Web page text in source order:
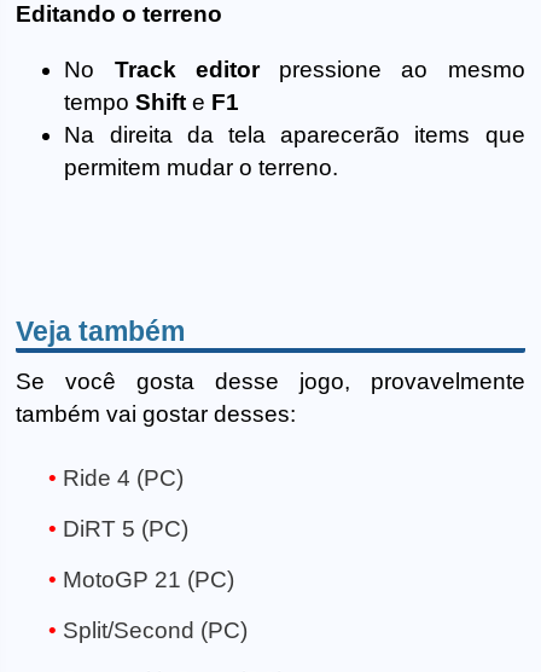
Editando o terreno
No Track editorpressione ao mesmo
tempoShift e F1
Na direita da tela aparecerão items que
permitem mudar o terreno.
Veja também
Se você gosta desse jogo, provavelmente
também vai gostar desses:
Ride 4 (PC)
DiRT 5 (PC)
MotoGP 21 (PC)
Split/Second (PC)